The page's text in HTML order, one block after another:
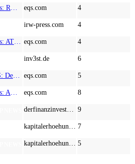
eqs.com 4
irw-press.com 4
eqs.com 4
inv3st.de 6
eqs.com 5
eqs.com 8
9
7
5